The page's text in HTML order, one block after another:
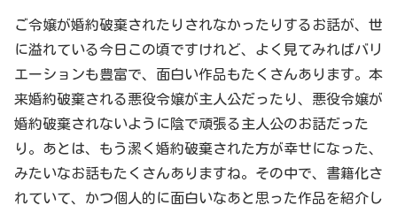
ご令嬢が婚約破棄されたりされなかったりするお話が、世
に溢れている今日この頃ですけれど、よく見てみればバリ
エーションも豊富で、面白い作品もたくさんあります。本
来婚約破棄される悪役令嬢が主人公だったり、悪役令嬢が
婚約破棄されないように陰で頑張る主人公のお話だった
り。あとは、もう潔く婚約破棄された方が幸せになった、
みたいなお話もたくさんありますね。その中で、書籍化さ
れていて、かつ個人的に面白いなあと思った作品を紹介し